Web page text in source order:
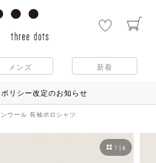
メンズ 新着
リシー改定のお知らせ
ウール 長袖ポロシャツ
1 | 6